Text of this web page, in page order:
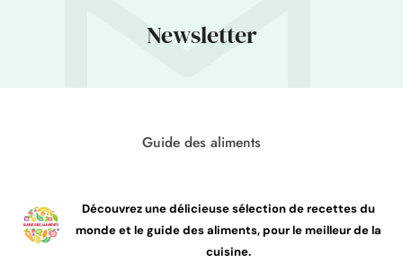
Newsletter
Guide des aliments
Découvrez une délicieuse sélection de recettes du
monde et le guide des aliments, pour le meilleur de la
cuisine.